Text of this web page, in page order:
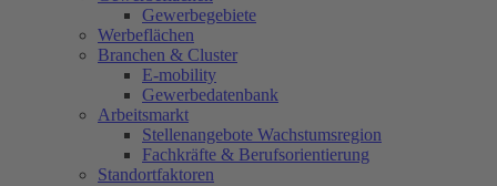
Gewerbegebiete
Werbeflächen
Branchen & Cluster
E-mobility
Gewerbedatenbank
Arbeitsmarkt
Stellenangebote Wachstumsregion
Fachkräfte & Berufsorientierung
Standortfaktoren